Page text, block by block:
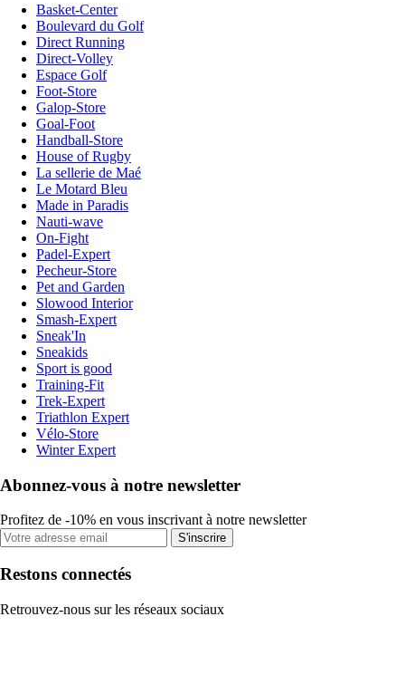
Basket-Center
Boulevard du Golf
Direct Running
Direct-Volley
Espace Golf
Foot-Store
Galop-Store
Goal-Foot
Handball-Store
House of Rugby
La sellerie de Maé
Le Motard Bleu
Made in Paradis
Nauti-wave
On-Fight
Padel-Expert
Pecheur-Store
Pet and Garden
Slowood Interior
Smash-Expert
Sneak'In
Sneakids
Sport is good
Training-Fit
Trek-Expert
Triathlon Expert
Vélo-Store
Winter Expert
Abonnez-vous à notre newsletter
Profitez de -10% en vous inscrivant à notre newsletter
S'inscrire
Restons connectés
Retrouvez-nous sur les réseaux sociaux